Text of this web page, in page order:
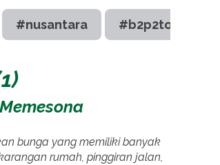
#nusantara #b2p2toot
bunga yang memiliki banyak
rumah, pinggiran jalan,